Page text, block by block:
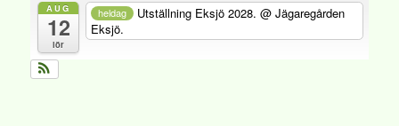
AUG
12
lör
heldag Utställning Eksjö 2028. @ Jägaregården
Eksjö.